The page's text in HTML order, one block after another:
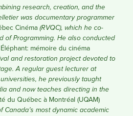
research, creation, and the
was documentary programmer
Cinéma (RVQC), which he co-
of Programming. He also conducted
Éléphant: mémoire du cinéma
and restoration project devoted to
A regular guest lecturer at
he previously taught
and now teaches directing in the
du Québec à Montréal (UQAM)
most dynamic academic